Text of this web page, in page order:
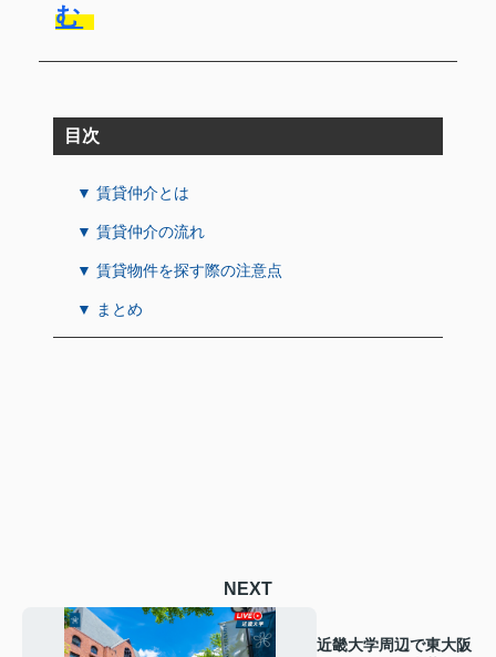
む
目次
▼ 賃貸仲介とは
▼ 賃貸仲介の流れ
▼ 賃貸物件を探す際の注意点
▼ まとめ
NEXT
近畿大学周辺で東大阪